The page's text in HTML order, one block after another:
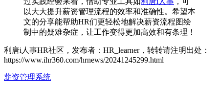
以大大提升薪资管理流程的效率和准确性。希望本
文的分享能帮助HR们更轻松地解决薪资流程图绘
制中的疑难杂症，让工作变得更加高效和有条理！
利唐i人事HR社区，发布者：HR_learner，转转请注明出处：
https://www.ihr360.com/hrnews/20241245299.html
薪资管理系统